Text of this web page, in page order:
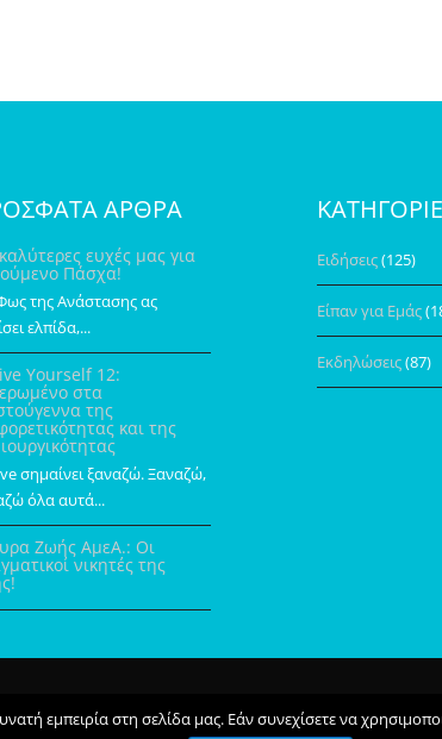
ΑΡΘΡΑ
ευχές μας για
Πάσχα!
της Ανάστασης ας
ελπίδα,...
Yourself 12:
στα
της
και της
σημαίνει ξαναζώ. Ξαναζώ,
όλα αυτά...
Ζωής ΑμεΑ.: Οι
νικητές της
Ειδήσεις(125)
Είπαν για Εμάς
Εκδηλώσεις(87)
Αρχική Ποίοι
εμπειρία στη σελίδα μας. Εάν συνεχίσετε να